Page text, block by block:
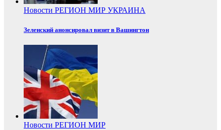
Новости РЕГИОН МИР УКРАИНА
Зеленский анонсировал визит в Вашингтон
Новости РЕГИОН МИР